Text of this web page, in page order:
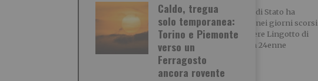
Caldo, tregua
solo temporanea:
Torino e Piemonte
verso un
Ferragosto
ancora rovente
posizionamento nel settore
dei rifiuti acquistando il 66%
di ETAmbiente società attiva
La Polizia di Stato ha
arrestato, nei giorni scorsi
nel quartiere Lingotto di
Torino, un 24enne